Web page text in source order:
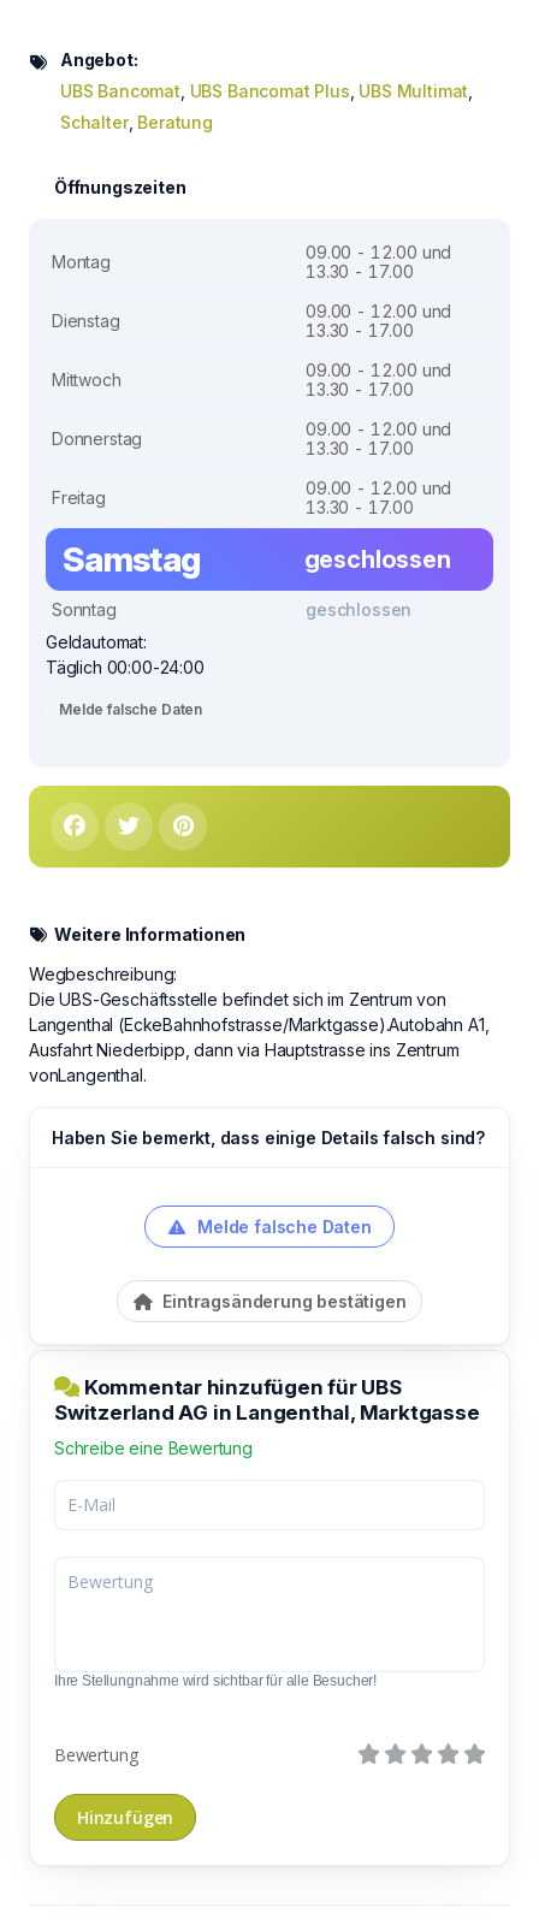
Angebot:
UBS Bancomat UBS Bancomat Plus UBS Multimat
Schalter, Beratung
Öffnungszeiten
Montag
09.00 - 12.00 und
13.30 - 17.00
Dienstag
09.00 - 12.00 und
13.30 - 17.00
Mittwoch
09.00 - 12.00 und
13.30 - 17.00
Donnerstag
09.00 - 12.00 und
13.30 - 17.00
Freitag
09.00 - 12.00 und
13.30 - 17.00
Samstag geschlossen
Sonntag
geschlossen
Geldautomat:
Täglich 00:00-24:00
Melde falsche Daten
Weitere Informationen
Wegbeschreibung:
Die UBS-Geschäftsstelle befindet sich im Zentrum von
Langenthal (EckeBahnhofstrasse/Marktgasse).Autobahn A1,
Ausfahrt Niederbipp, dann via Hauptstrasse ins Zentrum
vonLangenthal.
Haben Sie bemerkt, dass einige Details falsch sind?
Melde falsche Daten
Eintragsänderung bestätigen
Kommentar hinzufügen für UBS
Switzerland AG in Langenthal, Marktgasse
Schreibe eine Bewertung
Ihre Stellungnahme wird sichtbar für alle Besucher!
Bewertung